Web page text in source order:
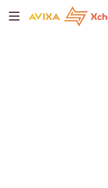
Skip to main content
AVIXA Xchange